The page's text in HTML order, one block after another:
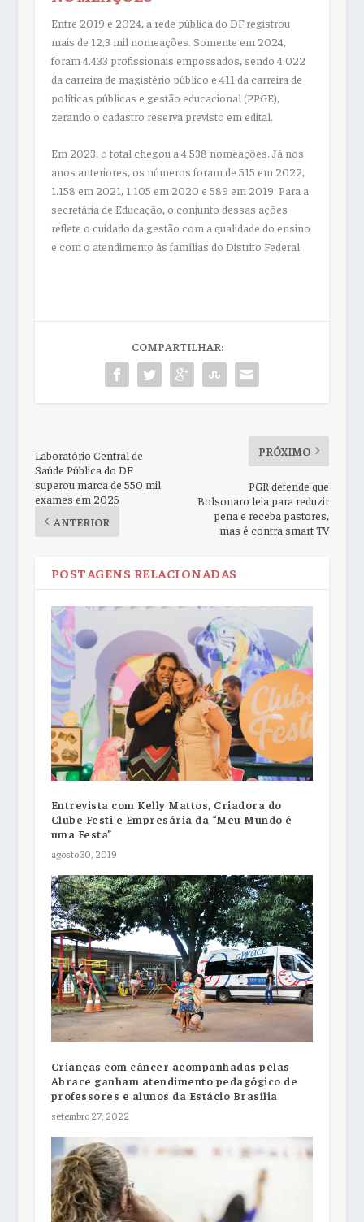
Entre 2019 e 2024, a rede pública do DF registrou
mais de 12,3 mil nomeações. Somente em 2024,
foram 4.433 profissionais empossados, sendo 4.022
da carreira de magistério público e 411 da carreira de
políticas públicas e gestão educacional (PPGE),
zerando o cadastro reserva previsto em edital.
Em 2023, o total chegou a 4.538 nomeações. Já nos
anos anteriores, os números foram de 515 em 2022,
1.158 em 2021, 1.105 em 2020 e 589 em 2019. Para a
secretária de Educação, o conjunto dessas ações
reflete o cuidado da gestão com a qualidade do ensino
e com o atendimento às famílias do Distrito Federal.
COMPARTILHAR:
Laboratório Central de
Saúde Pública do DF
superou marca de 550 mil
exames em 2025
ANTERIOR
PRÓXIMO
PGR defende que
Bolsonaro leia para reduzir
pena e receba pastores,
mas é contra smart TV
POSTAGENS RELACIONADAS
Entrevista com Kelly Mattos, Criadora do
Clube Festi e Empresária da “Meu Mundo é
uma Festa”
agosto 30, 2019
Crianças com câncer acompanhadas pelas
Abrace ganham atendimento pedagógico de
professores e alunos da Estácio Brasília
setembro 27, 2022